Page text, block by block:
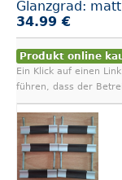
Glanzgrad:
34.99 €
Produkt online
Ein Klick auf einen
führen, dass der